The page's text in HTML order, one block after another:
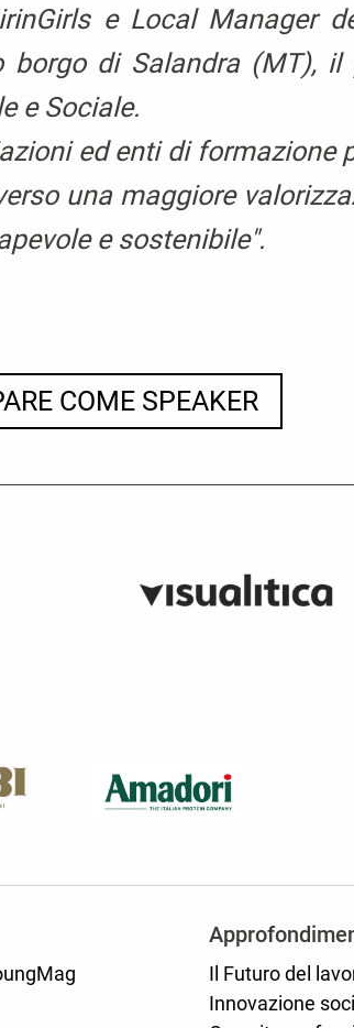
e Local Manager
borgo di Salandra (MT),
e Sociale.
ed enti di formazione
una maggiore
e sostenibile".
COME SPEAKER
Il Futuro del
Innovazione